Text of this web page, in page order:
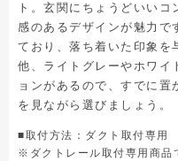
ト。玄関にちょうどいい
感のあるデザインが魅力で
ており、落ち着いた印象を
他、ライトグレーやホワイ
ョンがあるので、すでに
を見ながら選びましょう。
■取付方法：ダクト取付専用
※ダクトレール取付専用商品